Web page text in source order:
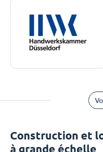
Construction et
à grande échelle